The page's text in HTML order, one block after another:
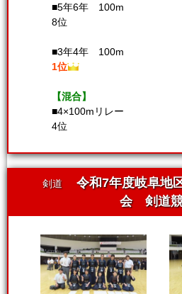
■5年6年 100m
8位
■3年4年 100m
1位
【混合】
■4×100mリレー
4位
剣道
令和7年度岐阜地
会 剣道